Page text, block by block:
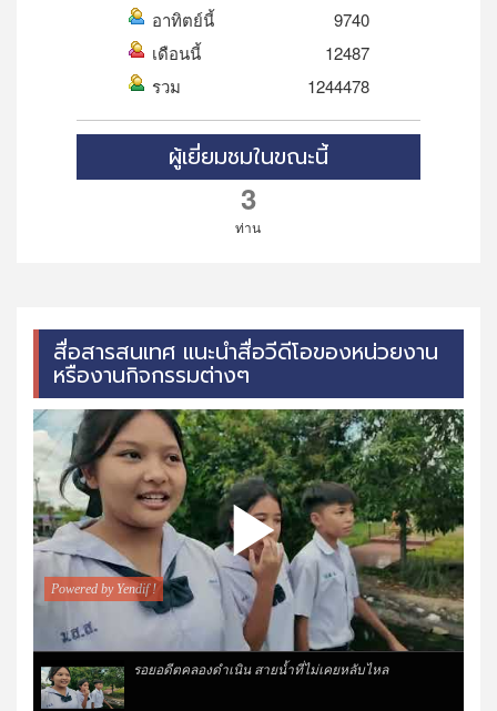
อาทิตย์นี้
9740
เดือนนี้
12487
รวม
1244478
ผู้เยี่ยมชมในขณะนี้
3
ท่าน
สื่อสารสนเทศ แนะนำสื่อวีดีโอของหน่วยงาน
หรืองานกิจกรรมต่างๆ
รอยอดีตคลองดำเนิน สายน้ำที่ไม่เคยหลับไหล